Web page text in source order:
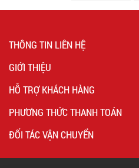
THÔNG TIN LIÊN HỆ
GIỚI THIỆU
HỖ TRỢ KHÁCH HÀNG
PHƯƠNG THỨC THANH TOÁN
ĐỐI TÁC VẬN CHUYỂN